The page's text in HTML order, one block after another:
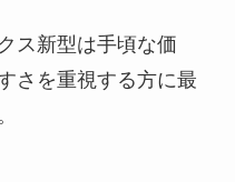
ス新型は手頃な価
さを重視する方に最